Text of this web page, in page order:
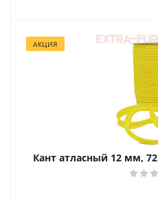
АКЦИЯ
Кант атласный 12 мм,